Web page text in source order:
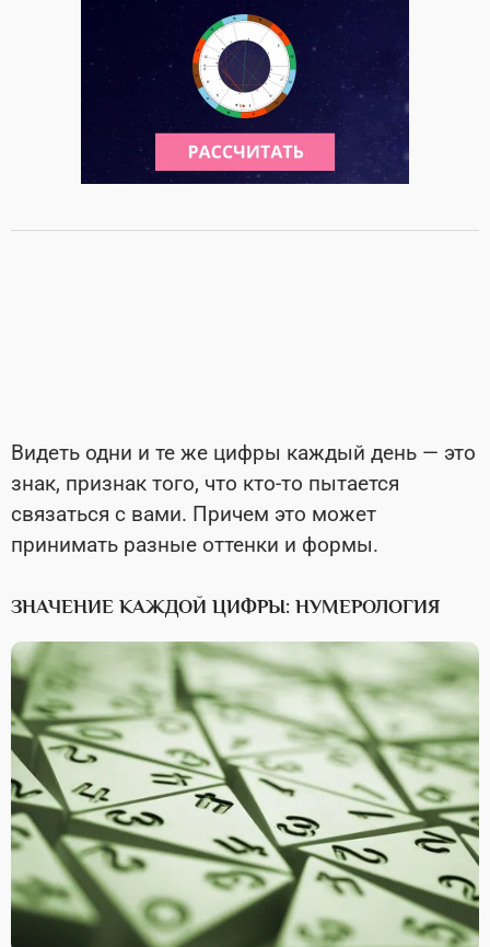
Видеть одни и те же цифры каждый день — это
знак, признак того, что кто-то пытается
связаться с вами. Причем это может
принимать разные оттенки и формы.
ЗНАЧЕНИЕ КАЖДОЙ ЦИФРЫ: НУМЕРОЛОГИЯ